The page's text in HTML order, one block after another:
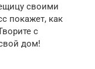
своими
покажет, как
с
дом!